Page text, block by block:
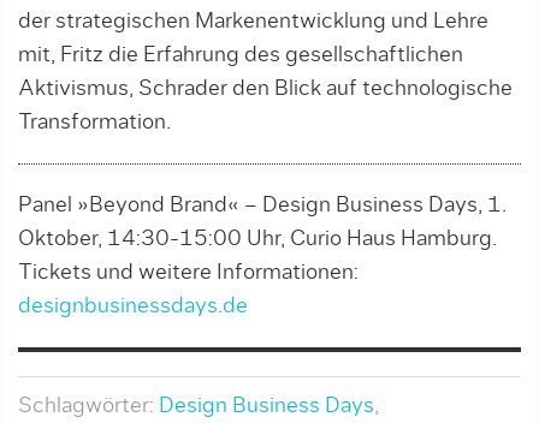
der strategischen Markenentwicklung und Lehre
mit, Fritz die Erfahrung des gesellschaftlichen
Aktivismus, Schrader den Blick auf technologische
Transformation.
Panel »Beyond Brand« – Design Business Days, 1.
Oktober, 14:30-15:00 Uhr, Curio Haus Hamburg.
Tickets und weitere Informationen:
designbusinessdays.de
Schlagwörter: Design Business Days,